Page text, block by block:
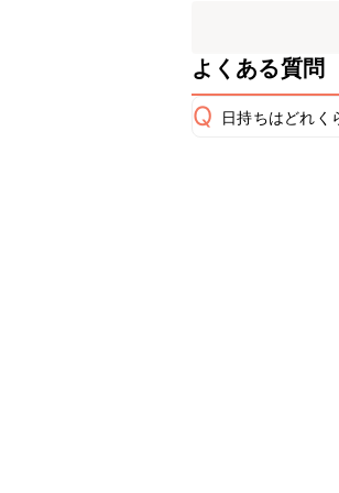
よくある質問
Q 日持ちはどれく